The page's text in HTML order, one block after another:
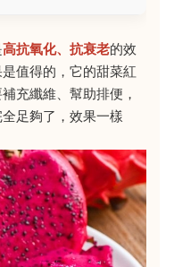
高抗氧化、抗衰老的效
值得的，它的甜菜紅
充纖維、幫助排便，
足夠了，效果一樣